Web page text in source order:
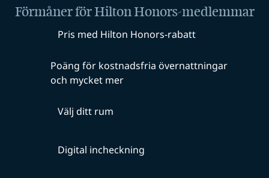
Förmåner för Hilton Honors-medlemmar
Pris med Hilton Honors-rabatt
Poäng för kostnadsfria övernattningar
och mycket mer
Välj ditt rum
Digital incheckning